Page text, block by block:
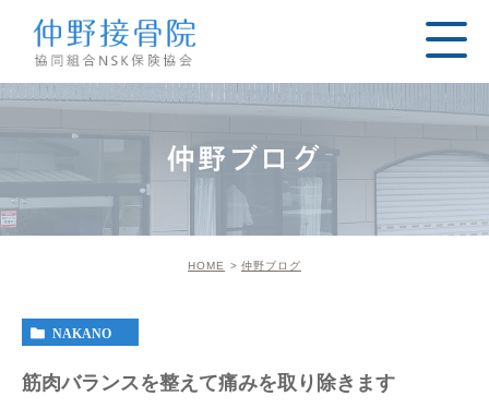
仲野ブログ
HOME 仲野ブログ
NAKANO
筋肉バランスを整えて痛みを取り除きます